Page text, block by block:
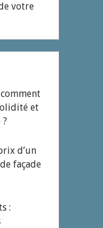
votre
et
d’un
façade
: